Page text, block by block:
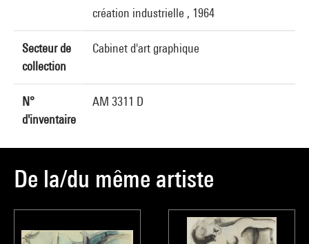
création industrielle , 1964
Secteur de
collection
Cabinet d'art graphique
N°
d'inventaire
AM 3311 D
De la/du même artiste